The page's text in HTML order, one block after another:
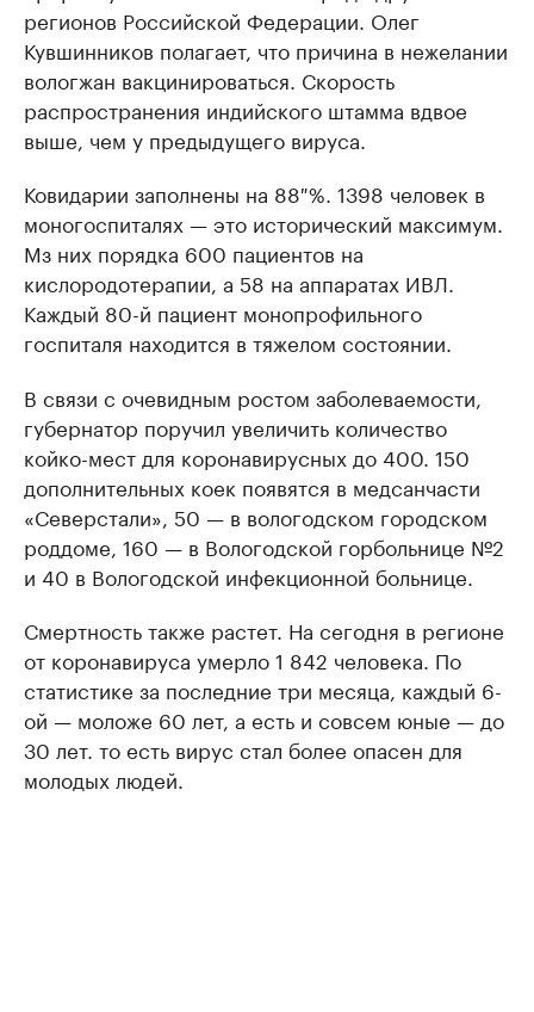
регионов Российской Федерации. Олег
Кувшинников полагает, что причина в нежелании
вологжан вакцинироваться. Скорость
распространения индийского штамма вдвое
выше, чем у предыдущего вируса.
Ковидарии заполнены на 88 %. 1398 человек в
моногоспиталях — это исторический максимум.
Мз них порядка 600 пациентов на
кислородотерапии, а 58 на аппаратах ИВЛ.
Каждый 80-й пациент монопрофильного
госпиталя находится в тяжелом состоянии.
В связи с очевидным ростом заболеваемости,
губернатор поручил увеличить количество
койко-мест для коронавирусных до 400. 150
дополнительных коек появятся в медсанчасти
«Северстали», 50 — в вологодском городском
роддоме, 160 — в Вологодской горбольнице №2
и 40 в Вологодской инфекционной больнице.
Смертность также растет. На сегодня в регионе
от коронавируса умерло 1 842 человека. По
статистике за последние три месяца, каждый 6-
ой — моложе 60 лет, а есть и совсем юные — до
30 лет. то есть вирус стал более опасен для
молодых людей.